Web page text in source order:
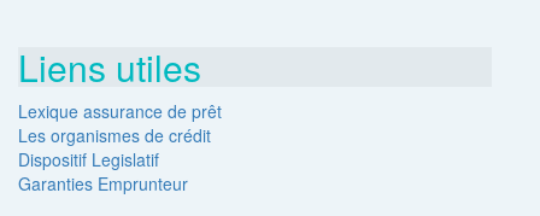
Liens utiles
Lexique assurance de prêt
Les organismes de crédit
Dispositif Legislatif
Garanties Emprunteur